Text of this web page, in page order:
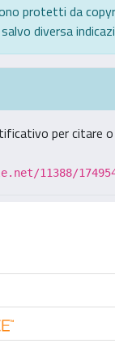
protetti da
diversa
per citare o
11388/